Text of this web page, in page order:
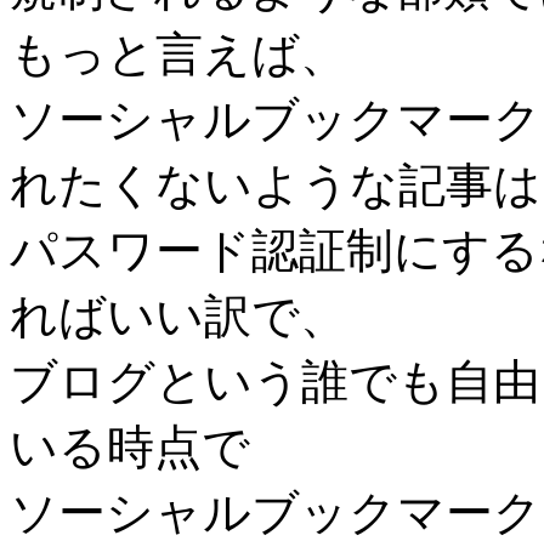
もっと言えば、
ソーシャルブックマー
れたくないような記事
パスワード認証制にす
ればいい訳で、
ブログという誰でも自
いる時点で
ソーシャルブックマー